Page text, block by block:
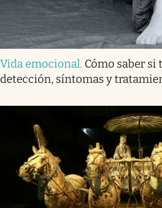
Vida emocional. Cómo saber si
detección, síntomas y